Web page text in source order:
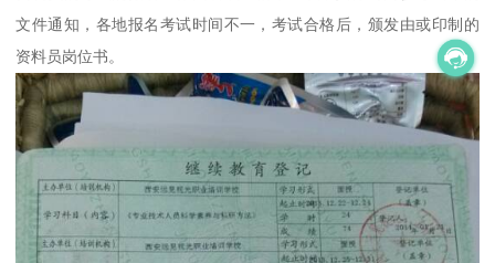
文件通知，各地报名考试时间不一，考试合格后，颁发由或印制的
资料员岗位书。